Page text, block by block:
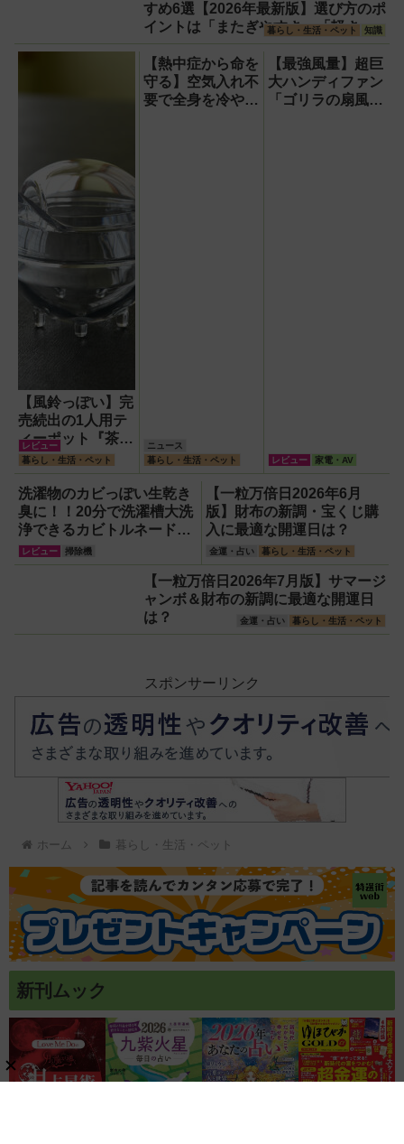
すめ6選【2026年最新版】選び方のポ
イントは「またぎやすさ」「軽さ」
「足つきの良さ」
暮らし・生活・ペット 知識
【風鈴っぽい】完
売続出の1人用テ
ィーポット『茶鈴
（ティーリン）』
を使ってみた！川
越の風鈴から着想
を得たかわいい見
た目のリアルな使
い勝手を徹底解説
レビュー
暮らし・生活・ペット
【熱中症から命を
守る】空気入れ不
要で全身を冷やす
ニュース
暮らし・生活・ペット
【最強風量】超巨
大ハンディファン
「ゴリラの扇風
レビュー 家電・AV
洗濯物のカビっぽい生乾き
臭に！！20分で洗濯槽大洗
浄できるカビトルネード
Neo縦型用をガチ検証して
分かった消臭効果
レビュー 掃除機
【一粒万倍日2026年6月
版】財布の新調・宝くじ購
入に最適な開運日は？
金運・占い 暮らし・生活・ペット
【一粒万倍日2026年7月版】サマージ
ャンボ＆財布の新調に最適な開運日
は？
金運・占い 暮らし・生活・ペット
スポンサーリンク
ホーム 暮らし・生活・ペット
新刊ムック